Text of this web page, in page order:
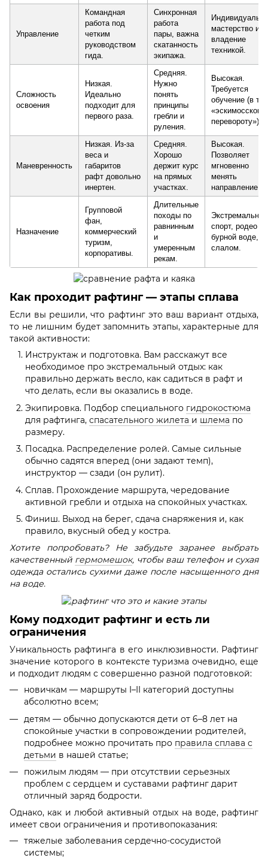
Управление
Командная
работа под
четким
руководством
гида.
Синхронная
работа
пары, важна
скатанность
экипажа.
мастерство и
владение
техникой.
Сложность
освоения
Низкая.
Идеально
подходит для
первого раза.
Средняя.
Нужно
понять
принципы
гребли и
руления.
Высокая.
Требуется
обучение (в т.ч.
«эскимосскому
перевороту»).
Маневренность
Низкая. Из-за
веса и
габаритов
рафт довольно
инертен.
Средняя.
Хорошо
держит курс
на прямых
участках.
Высокая.
Позволяет
мгновенно
менять
направление.
Назначение
Групповой
фан,
коммерческий
туризм,
корпоративы.
Длительные
походы по
равнинным
и
умеренным
рекам.
Экстремальный
спорт, родео на
бурной воде,
слалом.
Как проходит рафтинг — этапы сплава
Если вы решили, что рафтинг это ваш вариант отдыха,
то не лишним будет запомнить этапы, характерные для
такой активности:
Инструктаж и подготовка. Вам расскажут все
необходимое про экстремальный отдых: как
правильно держать весло, как садиться в рафт и
что делать, если вы оказались в воде.
Экипировка. Подбор специального гидрокостюма
для рафтинга, спасательного жилета и шлема по
размеру.
Посадка. Распределение ролей. Самые сильные
обычно садятся вперед (они задают темп),
инструктор — сзади (он рулит).
Сплав. Прохождение маршрута, чередование
активной гребли и отдыха на спокойных участках.
Финиш. Выход на берег, сдача снаряжения и, как
правило, вкусный обед у костра.
Хотите попробовать? Не забудьте заранее выбрать
качественный гермомешок, чтобы ваш телефон и сухая
одежда остались сухими даже после насыщенного дня
на воде.
Кому подходит рафтинг и есть ли
ограничения
Уникальность рафтинга в его инклюзивности. Рафтинг
значение которого в контексте туризма очевидно, еще
и подходит людям с совершенно разной подготовкой:
новичкам — маршруты I–II категорий доступны
абсолютно всем;
детям — обычно допускаются дети от 6–8 лет на
спокойные участки в сопровождении родителей,
подробнее можно прочитать про правила сплава с
детьми в нашей статье;
пожилым людям — при отсутствии серьезных
проблем с сердцем и суставами рафтинг дарит
отличный заряд бодрости.
Однако, как и любой активный отдых на воде, рафтинг
имеет свои ограничения и противопоказания:
тяжелые заболевания сердечно-сосудистой
системы;